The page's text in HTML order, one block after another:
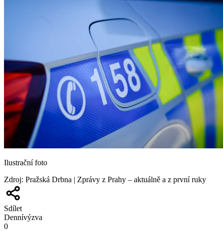
Ilustrační foto
Zdroj: Pražská Drbna | Zprávy z Prahy – aktuálně a z první ruky
Sdílet
Dennívýzva
0